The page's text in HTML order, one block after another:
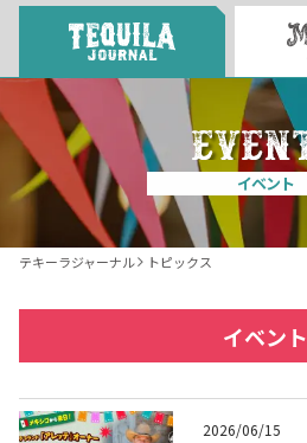
About
テキーラとは
テキーラマーケット
イベント
テキーラジャーナル トピックス
イベント
2026/06/15